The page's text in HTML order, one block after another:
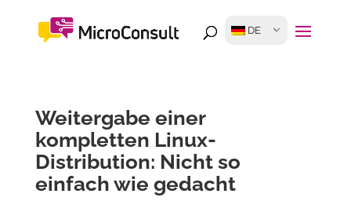
DE
Weitergabe einer
kompletten Linux-
Distribution: Nicht so
einfach wie gedacht